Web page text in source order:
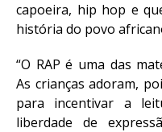
capoeira, hip hop e
história do povo
“O RAP é uma das
As crianças adoram,
para incentivar a
liberdade de